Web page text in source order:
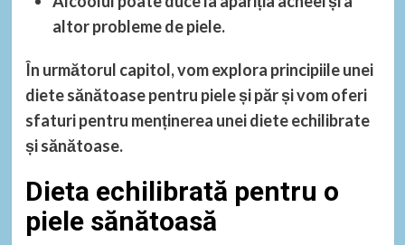
altor probleme de piele.
În următorul capitol, vom explora principiile unei
diete sănătoase pentru piele și păr și vom oferi
sfaturi pentru menținerea unei diete echilibrate
și sănătoase.
Dieta echilibrată pentru o
piele sănătoasă